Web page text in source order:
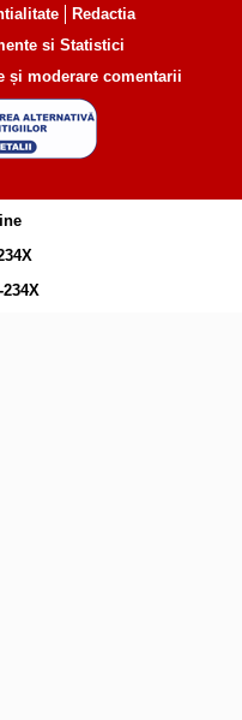
Redactia
și moderare comentarii
234X